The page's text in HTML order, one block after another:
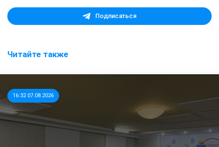
Подписаться
Читайте также
16:32 07.08.2026